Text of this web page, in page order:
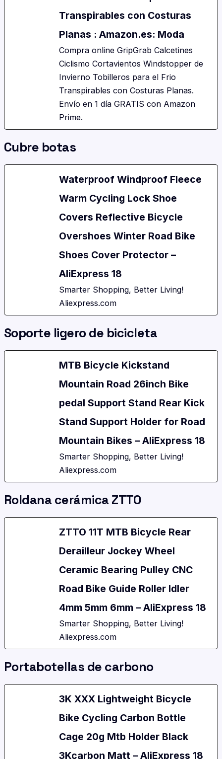
Transpirables con Costuras
Planas : Amazon.es: Moda
Compra online GripGrab Calcetines
Ciclismo Cortavientos Windstopper de
Invierno Tobilleros para el Frio
Transpirables con Costuras Planas.
Envío en 1 día GRATIS con Amazon
Prime.
Cubre botas
Waterproof Windproof Fleece
Warm Cycling Lock Shoe
Covers Reflective Bicycle
Overshoes Winter Road Bike
Shoes Cover Protector –
AliExpress 18
Smarter Shopping, Better Living!
Aliexpress.com
Soporte ligero de bicicleta
MTB Bicycle Kickstand
Mountain Road 26inch Bike
pedal Support Stand Rear Kick
Stand Support Holder for Road
Mountain Bikes – AliExpress 18
Smarter Shopping, Better Living!
Aliexpress.com
Roldana cerámica ZTTO
ZTTO 11T MTB Bicycle Rear
Derailleur Jockey Wheel
Ceramic Bearing Pulley CNC
Road Bike Guide Roller Idler
4mm 5mm 6mm – AliExpress 18
Smarter Shopping, Better Living!
Aliexpress.com
Portabotellas de carbono
3K XXX Lightweight Bicycle
Bike Cycling Carbon Bottle
Cage 20g Mtb Holder Black
3Kcarbon Matt – AliExpress 18